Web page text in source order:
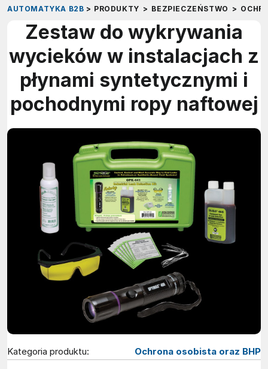
AUTOMATYKA B2B > PRODUKTY > BEZPIECZEŃSTWO >
Zestaw do wykrywania
wycieków w instalacjach z
płynami syntetycznymi i
pochodnymi ropy naftowej
Kategoria produktu: Ochrona osobista oraz BHP